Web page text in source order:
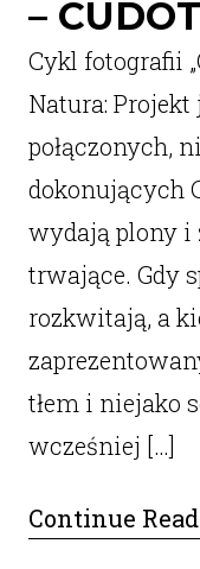
–
Cykl fotografii
Natura:
połączonych,
dokonujących
wydają plony i
trwające. Gdy
rozkwitają, a
tłem i niejako
wcześniej […]
Continue